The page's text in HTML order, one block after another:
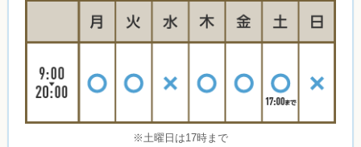
※土曜日は17時まで